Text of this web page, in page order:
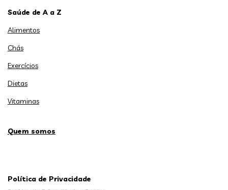
Saúde de A a Z
Alimentos
Chás
Exercícios
Dietas
Vitaminas
Quem somos
Política de Privacidade